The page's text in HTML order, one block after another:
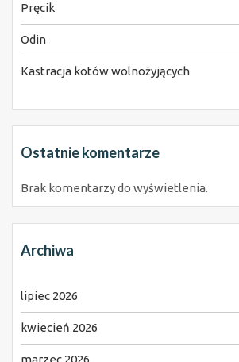
Pręcik
Odin
Kastracja kotów wolnożyjących
Ostatnie komentarze
Brak komentarzy do wyświetlenia.
Archiwa
lipiec 2026
kwiecień 2026